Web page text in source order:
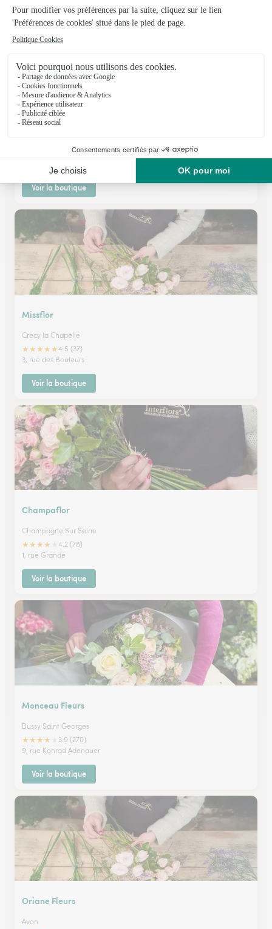
Bonnault
4.6 (102)
Voir la boutique
Missflor
Crecy la Chapelle
★★★★★4.5 (37)
3, rue des Bouleurs
Voir la boutique
Champaflor
Champagne Sur Seine
★★★★
4.2 (78)
1, rue Grande
Voir la boutique
Monceau Fleurs
Bussy Saint Georges
★★★★
3.9 (270)
9, rue Konrad Adenauer
Voir la boutique
Oriane Fleurs
Avon